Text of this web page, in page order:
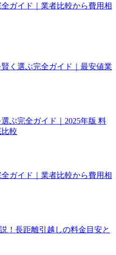
ガイド｜業者比較から費用相
く選ぶ完全ガイド｜最安値業
ぶ完全ガイド｜2025年版 料
較
ガイド｜業者比較から費用相
！長距離引越しの料金目安と